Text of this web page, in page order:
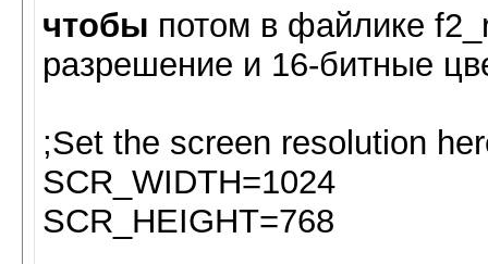
чтобы потом в файлике
разрешение и 16-битные
;Set the screen resolution
SCR_WIDTH=1024
SCR_HEIGHT=768